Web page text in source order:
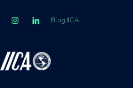
Blog IICA